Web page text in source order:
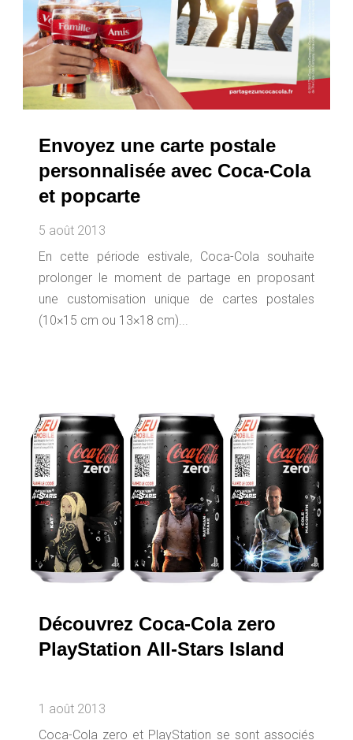
Envoyez une carte postale
personnalisée avec Coca-Cola
et popcarte
5 août 2013
En cette période estivale, Coca-Cola souhaite
prolonger le moment de partage en proposant
une customisation unique de cartes postales
(10×15 cm ou 13×18 cm)...
Découvrez Coca-Cola zero
PlayStation All-Stars Island
1 août 2013
Coca-Cola zero et PlayStation se sont associés